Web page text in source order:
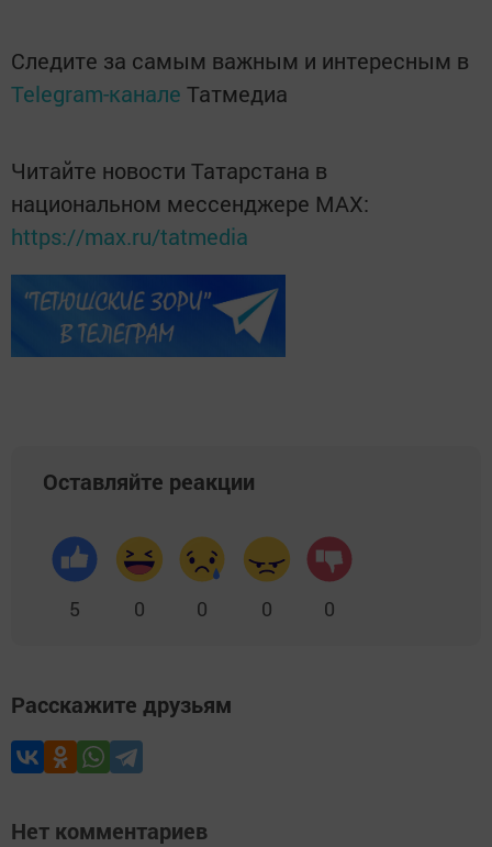
Следите за самым важным и интересным в
Telegram-канале Татмедиа
Читайте новости Татарстана в
национальном мессенджере MАХ:
https://max.ru/tatmedia
Оставляйте реакции
5 0 0 0 0
Расскажите друзьям
Нет комментариев